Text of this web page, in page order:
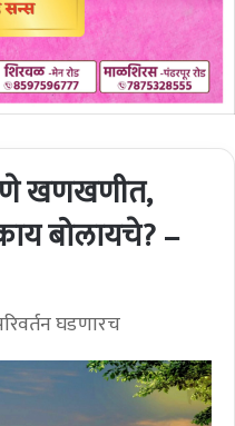
खणखणीत,
बोलायचे? –
घडणारच